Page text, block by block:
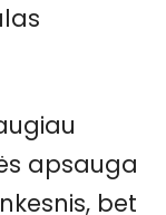
apsauga
bet